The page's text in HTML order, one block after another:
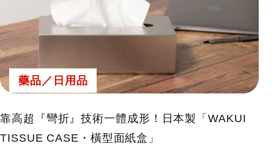
藥品／日用品
靠高超『彎折』技術一體成形！日本製「WAKUI
TISSUE CASE・橫型面紙盒」